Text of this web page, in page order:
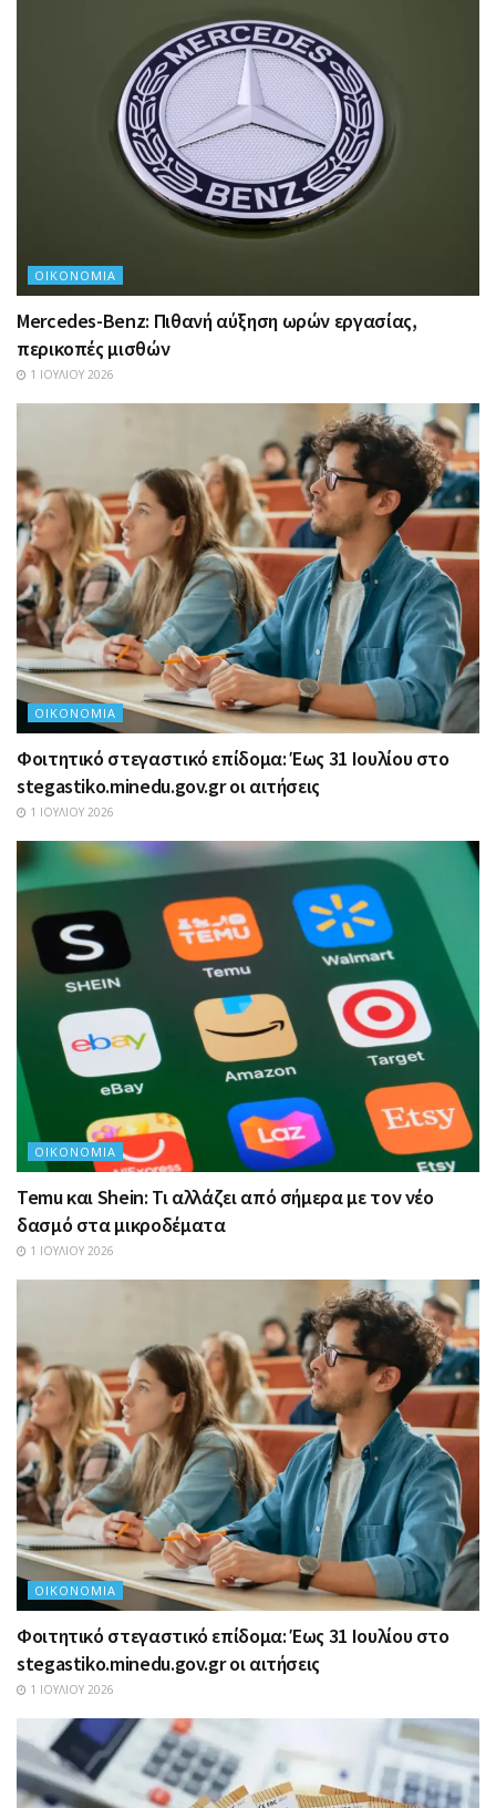
ΟΙΚΟΝΟΜΊΑ
Mercedes-Benz: Πιθανή αύξηση ωρών εργασίας,
περικοπές μισθών
1 ΙΟΥΛΊΟΥ 2026
ΟΙΚΟΝΟΜΊΑ
Φοιτητικό στεγαστικό επίδομα: Έως 31 Ιουλίου στο
stegastiko.minedu.gov.gr οι αιτήσεις
1 ΙΟΥΛΊΟΥ 2026
ΟΙΚΟΝΟΜΊΑ
Temu και Shein: Τι αλλάζει από σήμερα με τον νέο
δασμό στα μικροδέματα
1 ΙΟΥΛΊΟΥ 2026
ΟΙΚΟΝΟΜΊΑ
Φοιτητικό στεγαστικό επίδομα: Έως 31 Ιουλίου στο
stegastiko.minedu.gov.gr οι αιτήσεις
1 ΙΟΥΛΊΟΥ 2026